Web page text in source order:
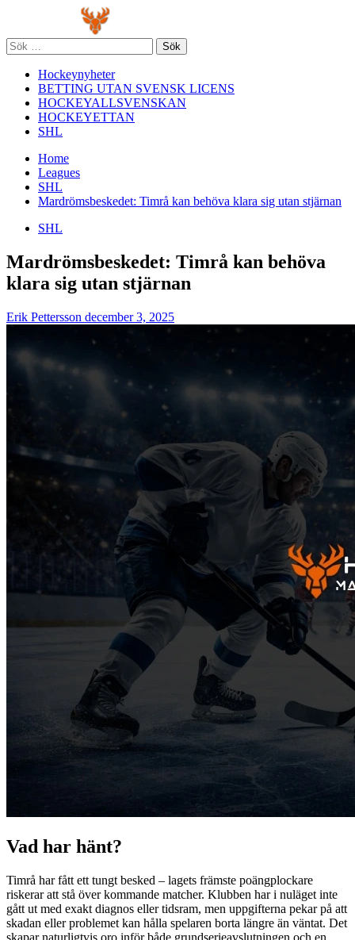
content
Sök
efter:
Hockeynyheter
BETTING UTAN SVENSK LICENS
HOCKEYALLSVENSKAN
HOCKEYETTAN
SHL
Home
Leagues
SHL
Mardrömsbeskedet: Timrå kan behöva klara sig utan stjärnan
SHL
Mardrömsbeskedet: Timrå kan behöva
klara sig utan stjärnan
Erik Pettersson december 3, 2025
Vad har hänt?
Timrå har fått ett tungt besked – lagets främste poängplockare
riskerar att stå över kommande matcher. Klubben har i nuläget inte
gått ut med exakt diagnos eller tidsram, men uppgifterna pekar på att
skadan eller problemet kan hålla spelaren borta längre än väntat. Det
skapar naturligtvis oro inför både grundserieavslutningen och en